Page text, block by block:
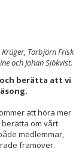
Torbjörn Frisk
och Johan Sjökvist.
och berätta att vi
att höra mer
om vårt
medlemmar,
framöver.